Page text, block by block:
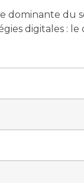
dominante
digitales : le